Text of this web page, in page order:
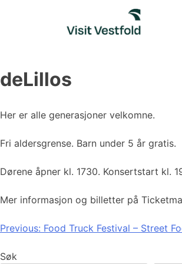
deLillos
Her er alle generasjoner velkomne.
Fri aldersgrense. Barn under 5 år gratis.
Dørene åpner kl. 1730. Konsertstart kl.
Mer informasjon og billetter på
Innleggsnavigasjon
Previous: Food Truck Festival – Street
Søk